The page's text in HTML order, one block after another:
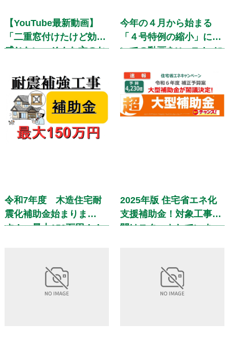
【YouTube最新動画】
「二重窓付けたけど効果
感じない」そんな方のお
ります！
今年の４月から始まる
「４号特例の縮小」につ
いての動画をYouTubeに
令和7年度 木造住宅耐
震化補助金始まりま
す！ 最大150万円！！
2025年版 住宅省エネ化
支援補助金！対象工事期
間はスタートしていま